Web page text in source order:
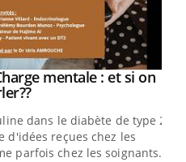
mentale : et si on
Youtube
dans le diabète de type 2
d'idées reçues chez les
parfois chez les soignants.